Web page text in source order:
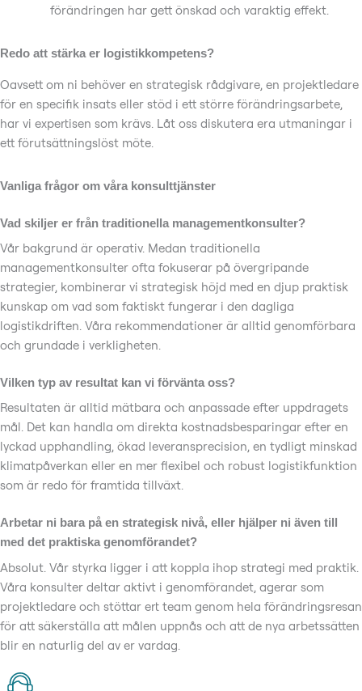
förändringen har gett önskad och varaktig effekt.
Redo att stärka er logistikkompetens?
Oavsett om ni behöver en strategisk rådgivare, en projektledare
för en specifik insats eller stöd i ett större förändringsarbete,
har vi expertisen som krävs. Låt oss diskutera era utmaningar i
ett förutsättningslöst möte.
Vanliga frågor om våra konsulttjänster
Vad skiljer er från traditionella managementkonsulter?
Vår bakgrund är operativ. Medan traditionella
managementkonsulter ofta fokuserar på övergripande
strategier, kombinerar vi strategisk höjd med en djup praktisk
kunskap om vad som faktiskt fungerar i den dagliga
logistikdriften. Våra rekommendationer är alltid genomförbara
och grundade i verkligheten.
Vilken typ av resultat kan vi förvänta oss?
Resultaten är alltid mätbara och anpassade efter uppdragets
mål. Det kan handla om direkta kostnadsbesparingar efter en
lyckad upphandling, ökad leveransprecision, en tydligt minskad
klimatpåverkan eller en mer flexibel och robust logistikfunktion
som är redo för framtida tillväxt.
Arbetar ni bara på en strategisk nivå, eller hjälper ni även till
med det praktiska genomförandet?
Absolut. Vår styrka ligger i att koppla ihop strategi med praktik.
Våra konsulter deltar aktivt i genomförandet, agerar som
projektledare och stöttar ert team genom hela förändringsresan
för att säkerställa att målen uppnås och att de nya arbetssätten
blir en naturlig del av er vardag.